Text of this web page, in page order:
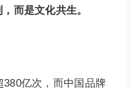
而是文化共生。
亿次，而中国品牌